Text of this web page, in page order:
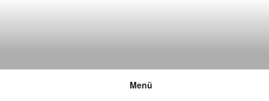
DEUTSCHE UMWELTSTIFTUNG
Menü